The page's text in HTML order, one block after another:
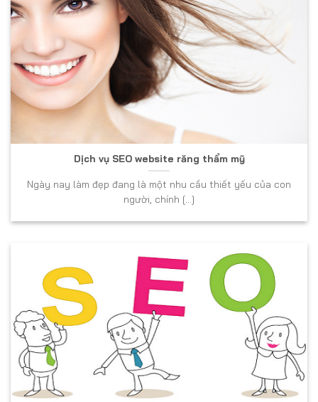
Dịch vụ SEO website răng thẩm mỹ
Ngày nay làm đẹp đang là một nhu cầu thiết yếu của con
người, chính [...]